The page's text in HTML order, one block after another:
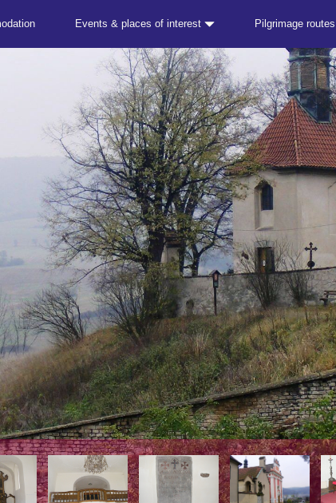
Events & places of interest Pilgrimage routes